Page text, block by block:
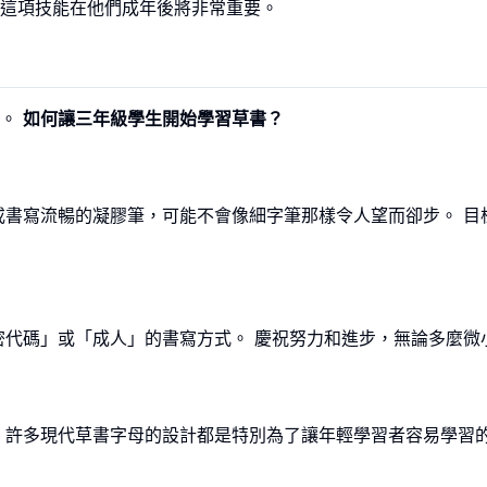
技能在他們成年後將非常重要。
如何讓三年級學生開始學習草書？
寫流暢的凝膠筆，可能不會像細字筆那樣令人望而卻步。 目
碼」或「成人」的書寫方式。 慶祝努力和進步，無論多麼微
多現代草書字母的設計都是特別為了讓年輕學習者容易學習